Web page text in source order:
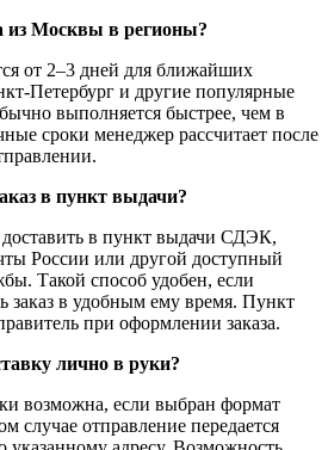
из Москвы в регионы?
от 2–3 дней для ближайших
Петербург и другие популярные
выполняется быстрее, чем в
сроки менеджер рассчитает после
в пункт выдачи?
в пункт выдачи СДЭК,
России или другой доступный
Такой способ удобен, если
заказ в удобным ему время. Пункт
при оформлении заказа.
лично в руки?
возможна, если выбран формат
случае отправление передается